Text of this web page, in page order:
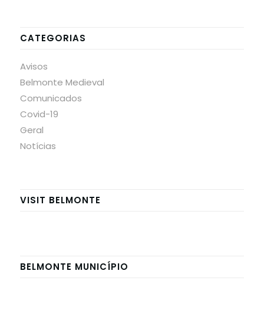
CATEGORIAS
Avisos
Belmonte Medieval
Comunicados
Covid-19
Geral
Notícias
VISIT BELMONTE
BELMONTE MUNICÍPIO